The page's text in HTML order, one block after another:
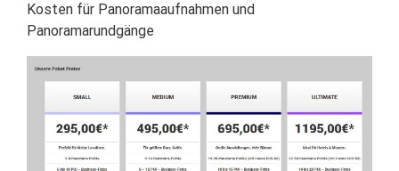
Kosten für Panoramaaufnahmen und
Panoramarundgänge